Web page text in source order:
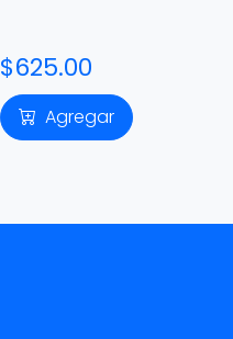
$625.00
Agregar